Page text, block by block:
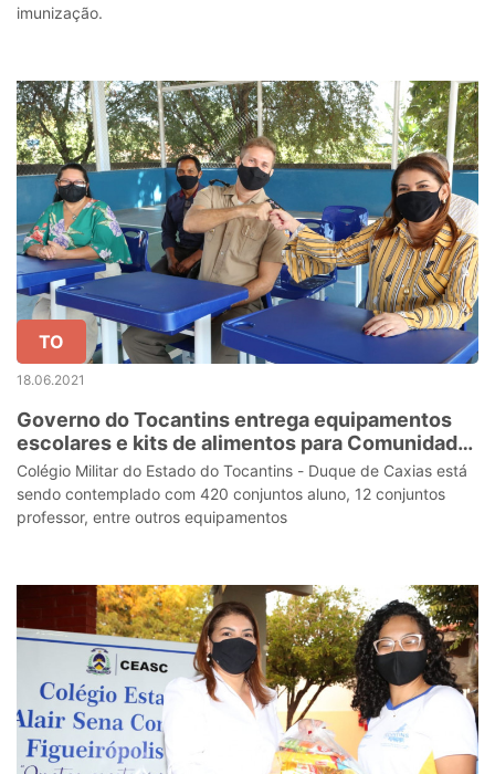
imunização.
TO
18.06.2021
Governo do Tocantins entrega equipamentos
escolares e kits de alimentos para Comunidade
Escolar de Taquaruçu
Colégio Militar do Estado do Tocantins - Duque de Caxias está
sendo contemplado com 420 conjuntos aluno, 12 conjuntos
professor, entre outros equipamentos